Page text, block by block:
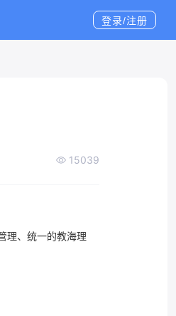
登录/注册
15039
理、统一的教海理